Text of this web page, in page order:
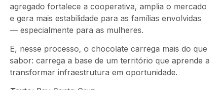
agregado fortalece a cooperativa, amplia o mercado
e gera mais estabilidade para as famílias envolvidas
— especialmente para as mulheres.
E, nesse processo, o chocolate carrega mais do que
sabor: carrega a base de um território que aprende a
transformar infraestrutura em oportunidade.